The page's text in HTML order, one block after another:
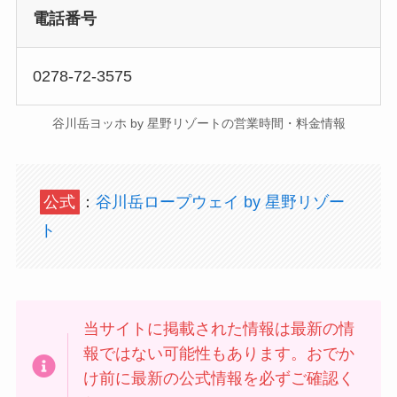
電話番号
0278-72-3575
谷川岳ヨッホ by 星野リゾートの営業時間・料金情報
公式 ： 谷川岳ロープウェイ by 星野リゾー
ト
当サイトに掲載された情報は最新の情
報ではない可能性もあります。おでか
け前に最新の公式情報を必ずご確認く